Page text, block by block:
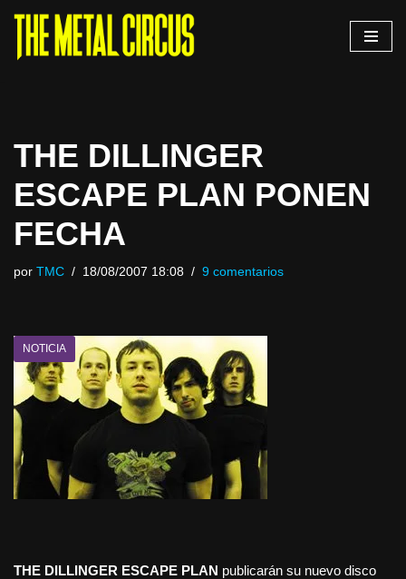
Saltar
THE DILLINGER
ESCAPE PLAN PONEN
FECHA
por TMC 18/08/2007 18:08 9 comentarios
NOTICIA
THE DILLINGER ESCAPE PLAN publicarán su nuevo disco